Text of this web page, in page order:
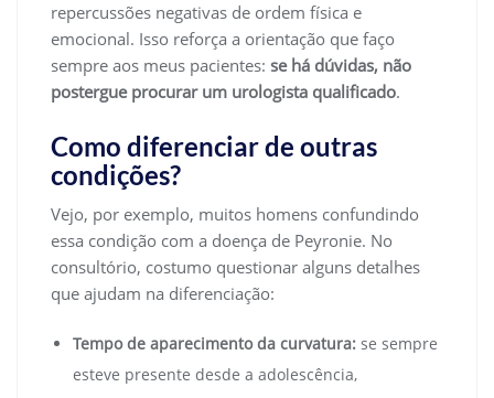
repercussões negativas de ordem física e
emocional. Isso reforça a orientação que faço
sempre aos meus pacientes: se há dúvidas, não
postergue procurar um urologista qualificado.
Como diferenciar de outras
condições?
Vejo, por exemplo, muitos homens confundindo
essa condição com a doença de Peyronie. No
consultório, costumo questionar alguns detalhes
que ajudam na diferenciação:
Tempo de aparecimento da curvatura: se sempre
esteve presente desde a adolescência,